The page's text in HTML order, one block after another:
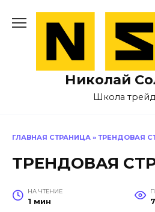
содержанию
Николай
Школа
ГЛАВНАЯ СТРАНИЦА » ТРЕНДОВАЯ
ТРЕНДОВАЯ
НА ЧТЕНИЕ
1 мин